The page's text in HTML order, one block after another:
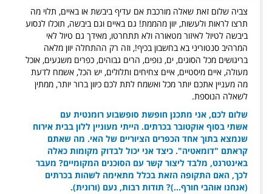
צביה שלום זאת שאלה מורכבת אם עדיף ביבשת או באיים, תלוי מה
תרצו לראות ולעשות, יוון מהממת! גם באיים וגם ביבשה, תוכלו לנסוע
ביבשה לטיול לאיזור מטאורה ולא תתחרטו, מאידך גם טיול לאי
המרהיב סנטוריני בא בחשבון בכיף!, וזה רק ההתחלה יוון מלאה
בריגושים מכל הסוגים, ים, נופים, הרים גבוהים, כפרים משגעים, אוכל
מעולה, איים מיסטיים, איים צחיחים ותלולים, יש הכל, אשמח לדעת
מה מעניין אתכם יותר מכל ואשמח לתת לכם כיוון ברור יותר, ממתין
לשאלה הנוספת.
שלום לכם, אני מתכנן חופשת סופשבוע רומנטית עם
אשתי בסוף אוקטובר בכרתים. הייתי מעוניין ללון בבית אירוח
שנמצא בתוך אחד הכפרים הציוריים של האי. מה שאתם
קראתם "דומאטיה". כיצד אני יכול לבדוק מקומות כאלה
באינטרנט, מלבד ליצור קשר עם הסוכנים המקומיים? מעבר
לכך, האם התקופה הזאת בכלל מתאימה לשהות בכרתים
(אנחנו אוהבי חורף...)? תודות רבות, נעם (ורונית).